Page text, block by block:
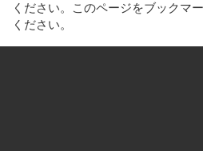
ください。このページをブックマ
ください。